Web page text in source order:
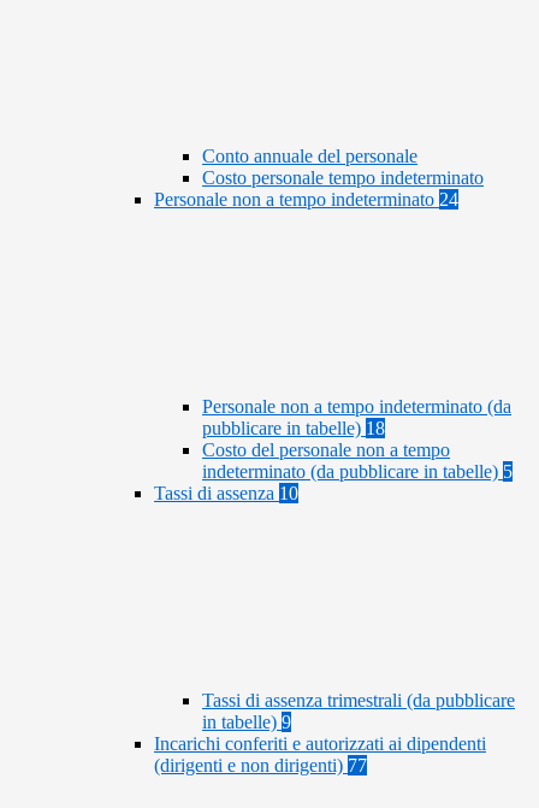
Conto annuale del personale
Costo personale tempo indeterminato
Personale non a tempo indeterminato 24
Personale non a tempo indeterminato (da
pubblicare in tabelle) 18
Costo del personale non a tempo
indeterminato (da pubblicare in tabelle) 5
Tassi di assenza 10
Tassi di assenza trimestrali (da pubblicare
in tabelle) 9
Incarichi conferiti e autorizzati ai dipendenti
(dirigenti e non dirigenti) 77